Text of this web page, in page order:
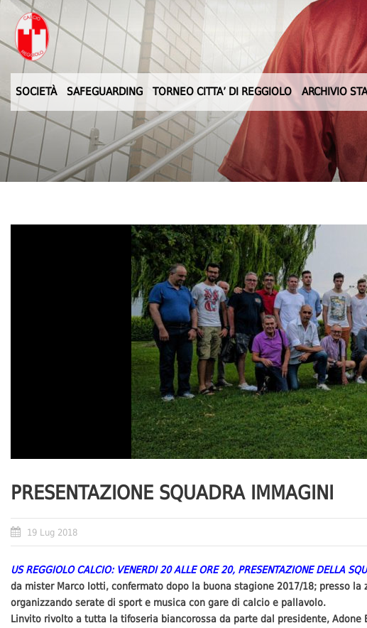
SOCIETÀ SAFEGUARDING TORNEO CITTA’ DI REGGIOLO ARCHIVIO
PRESENTAZIONE SQUADRA IMMAGINI
19 Lug 2018
US REGGIOLO CALCIO: VENERDI 20 ALLE ORE 20, PRESENTAZIONE DELLA
da mister Marco Iotti, confermato dopo la buona stagione 2017/18; presso
organizzando serate di sport e musica con gare di calcio e pallavolo.
Linvito rivolto a tutta la tifoseria biancorossa da parte dal presidente,